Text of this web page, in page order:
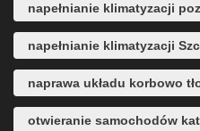
napełnianie klimatyzacji
napełnianie klimatyzacji
naprawa układu korbowo
otwieranie samochodów